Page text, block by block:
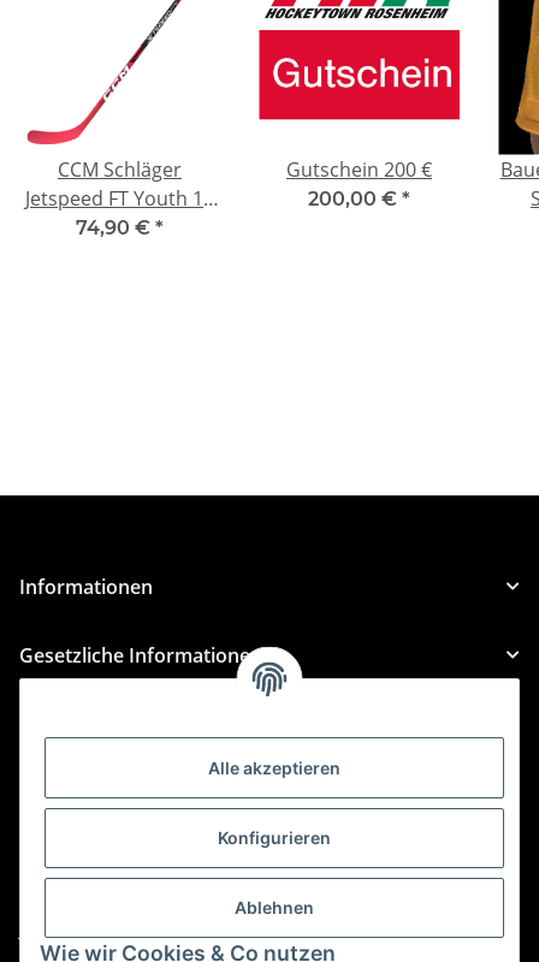
Alle akzeptieren
Konfigurieren
Ablehnen
Wie wir Cookies & Co nutzen
CCM Schläger
Jetspeed FT Youth 10
P29 Links
74,90 € *
Gutschein 200 €
200,00 € *
Informationen
Gesetzliche Informationen
Für Custom Anfragen und Custom Bestellungen auch
custom@htr-shop.com
Für Trikot-Anfragen und Bestellungen